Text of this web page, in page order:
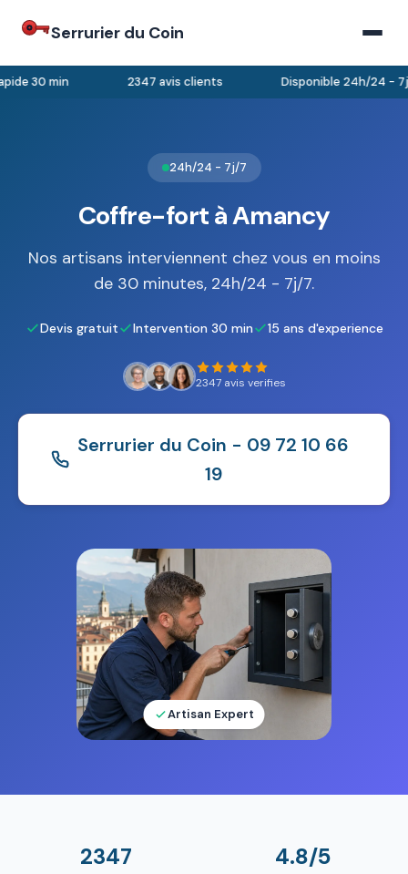
Serrurier du Coin
30 min 2347 avis clients Disponible 24h/24 - 7j/
24h/24 - 7j/7
Coffre-fort à Amancy
Nos artisans interviennent chez vous en moins
de 30 minutes, 24h/24 - 7j/7.
Devis gratuit Intervention 30 min 15 ans d'experience
2347 avis verifies
Serrurier du Coin - 09 72 10 66
19
Artisan Expert
2347 4.8/5